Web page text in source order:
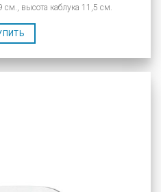
высота каблука 11,5 см.